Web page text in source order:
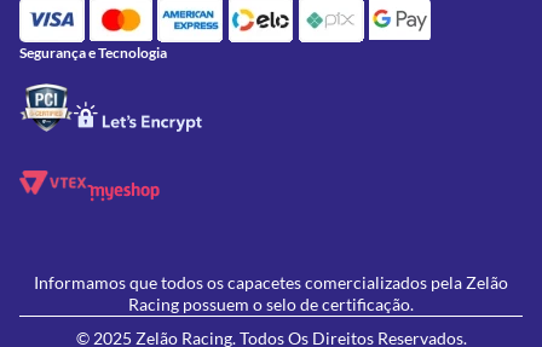
Feminino
Lançamentos
Política de Privacidade
Política de Campanhas e promoções
Oficina/Serviços
Segurança e Tecnologia
Informamos que todos os capacetes comercializados pela Zelão
Racing possuem o selo de certificação.
© 2025 Zelão Racing. Todos Os Direitos Reservados.